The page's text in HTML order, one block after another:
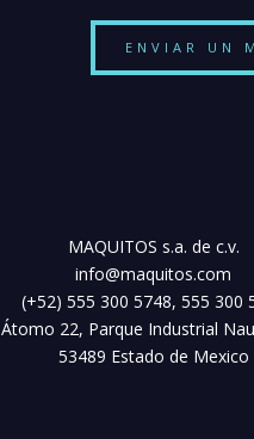
ENVIAR UN
MAQUITOS s.a. de c.v.
info@maquitos.com
(+52) 555 300 5748, 555 300
Átomo 22, Parque Industrial
53489 Estado de Mexico